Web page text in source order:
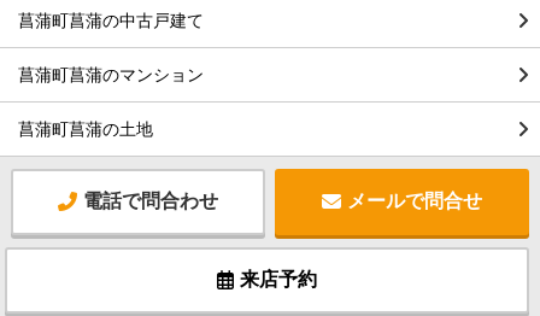
菖蒲町菖蒲の中古戸建て
菖蒲町菖蒲のマンション
菖蒲町菖蒲の土地
電話で問合わせ メールで問合せ
来店予約